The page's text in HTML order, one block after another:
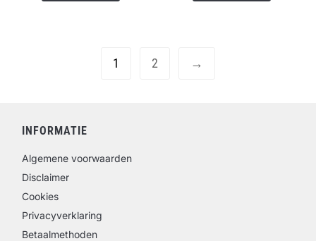
1 2 →
INFORMATIE
Algemene voorwaarden
Disclaimer
Cookies
Privacyverklaring
Betaalmethoden